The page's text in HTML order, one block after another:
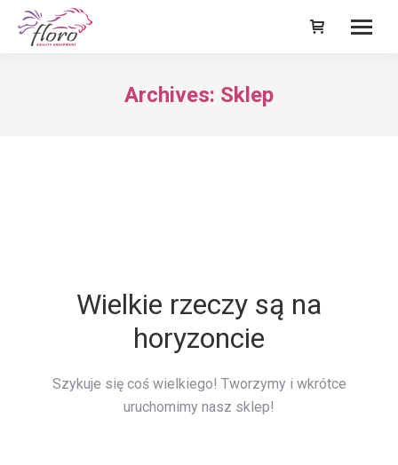
Archives: Sklep
Wielkie rzeczy są na
horyzoncie
Szykuje się coś wielkiego! Tworzymy i wkrótce
uruchomimy nasz sklep!